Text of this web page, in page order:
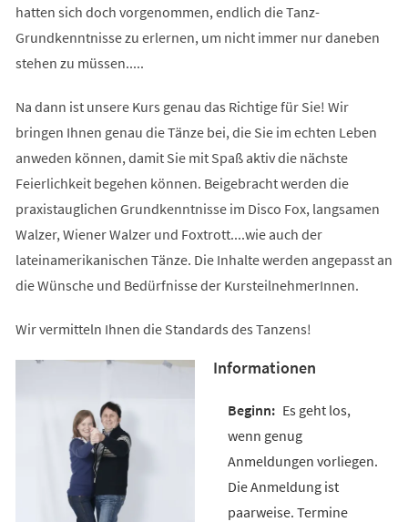
hatten sich doch vorgenommen, endlich die Tanz-
Grundkenntnisse zu erlernen, um nicht immer nur daneben
stehen zu müssen.....
Na dann ist unsere Kurs genau das Richtige für Sie! Wir
bringen Ihnen genau die Tänze bei, die Sie im echten Leben
anweden können, damit Sie mit Spaß aktiv die nächste
Feierlichkeit begehen können. Beigebracht werden die
praxistauglichen Grundkenntnisse im Disco Fox, langsamen
Walzer, Wiener Walzer und Foxtrott....wie auch der
lateinamerikanischen Tänze. Die Inhalte werden angepasst an
die Wünsche und Bedürfnisse der KursteilnehmerInnen.
Wir vermitteln Ihnen die Standards des Tanzens!
Informationen
Es geht los,
wenn genug
Anmeldungen vorliegen.
Die Anmeldung ist
paarweise. Termine